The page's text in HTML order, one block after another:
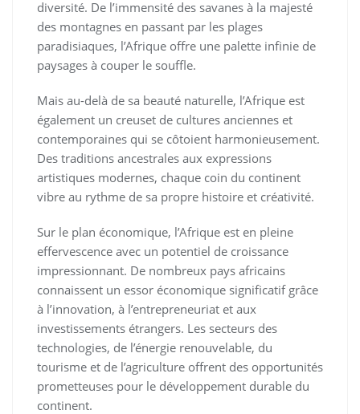
diversité. De l’immensité des savanes à la majesté
des montagnes en passant par les plages
paradisiaques, l’Afrique offre une palette infinie de
paysages à couper le souffle.
Mais au-delà de sa beauté naturelle, l’Afrique est
également un creuset de cultures anciennes et
contemporaines qui se côtoient harmonieusement.
Des traditions ancestrales aux expressions
artistiques modernes, chaque coin du continent
vibre au rythme de sa propre histoire et créativité.
Sur le plan économique, l’Afrique est en pleine
effervescence avec un potentiel de croissance
impressionnant. De nombreux pays africains
connaissent un essor économique significatif grâce
à l’innovation, à l’entrepreneuriat et aux
investissements étrangers. Les secteurs des
technologies, de l’énergie renouvelable, du
tourisme et de l’agriculture offrent des opportunités
prometteuses pour le développement durable du
continent.